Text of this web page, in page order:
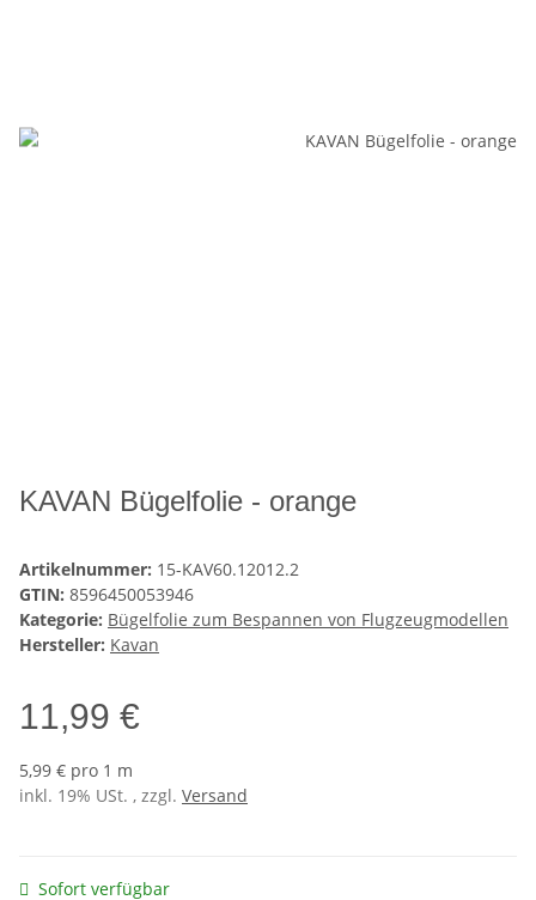
KAVAN Bügelfolie - orange
Artikelnummer: 15-KAV60.12012.2
GTIN: 8596450053946
Kategorie: Bügelfolie zum Bespannen von Flugzeugmodellen
Hersteller: Kavan
11,99 €
5,99 € pro 1 m
inkl. 19% USt. , zzgl. Versand
Sofort verfügbar